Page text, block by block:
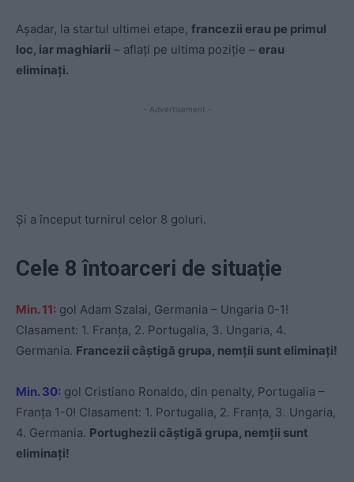
Așadar, la startul ultimei etape, francezii erau pe primul
loc, iar maghiarii – aflați pe ultima poziție – erau
eliminați.
- Advertisement -
Și a început turnirul celor 8 goluri.
Cele 8 întoarceri de situație
Min. 11: gol Adam Szalai, Germania – Ungaria 0-1!
Clasament: 1. Franța, 2. Portugalia, 3. Ungaria, 4.
Germania. Francezii câștigă grupa, nemții sunt eliminați!
Min. 30: gol Cristiano Ronaldo, din penalty, Portugalia –
Franța 1-0! Clasament: 1. Portugalia, 2. Franța, 3. Ungaria,
4. Germania. Portughezii câștigă grupa, nemții sunt
eliminați!